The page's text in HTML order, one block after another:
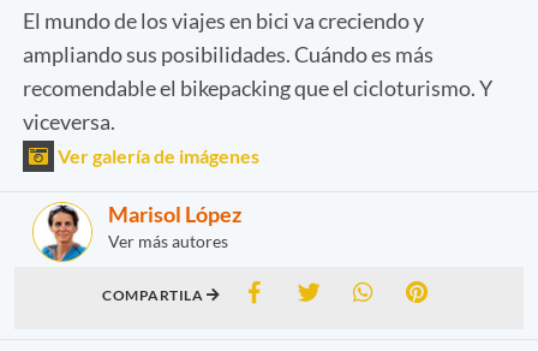
El mundo de los viajes en bici va creciendo y
ampliando sus posibilidades. Cuándo es más
recomendable el bikepacking que el cicloturismo. Y
viceversa.
Ver galería de imágenes
Marisol López
Ver más autores
COMPARTILA